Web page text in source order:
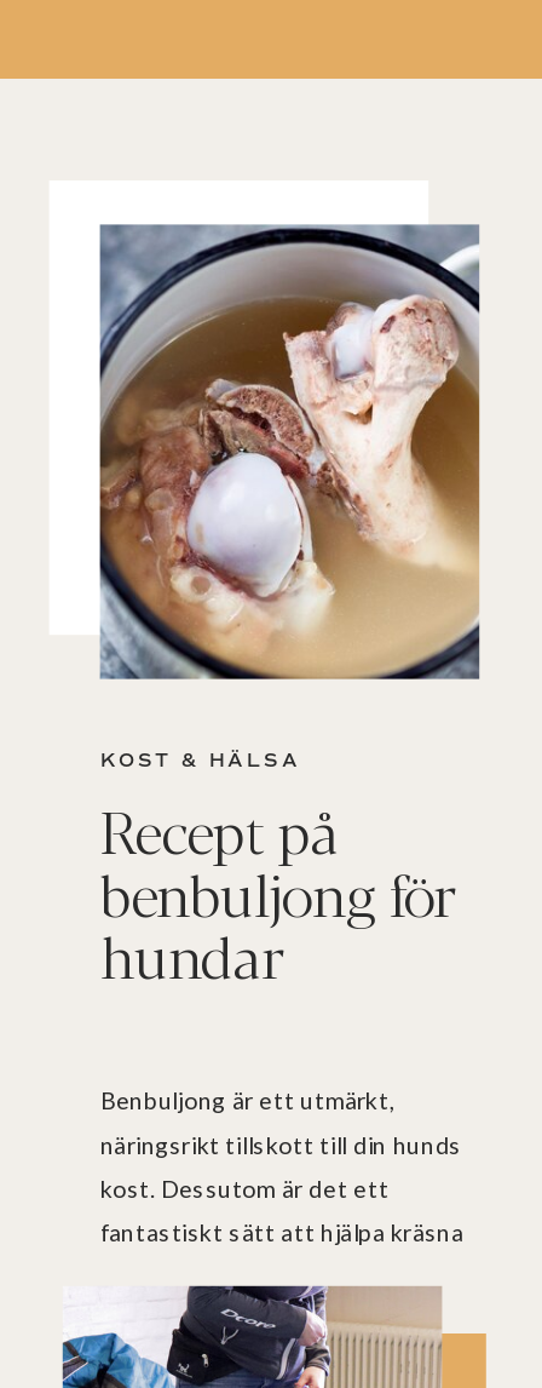
Benbuljong är ett utmärkt,
näringsrikt tillskott till din hunds
kost. Dessutom är det ett
fantastiskt sätt att hjälpa kräsna
ett supernyttigt och hälsosam
tillskott för din hund.
Recept på
benbuljong för
hundar
KOST & HÄLSA